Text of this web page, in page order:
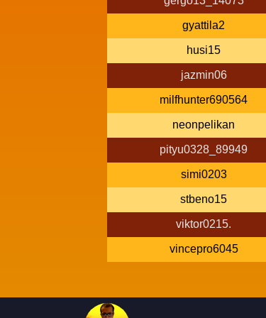
gyattila2
husi15
jazmin06
milfhunter690564
neonpelikan
pityu0328_89949
simi0203
stbeno15
viktor0215.
vincepro6045